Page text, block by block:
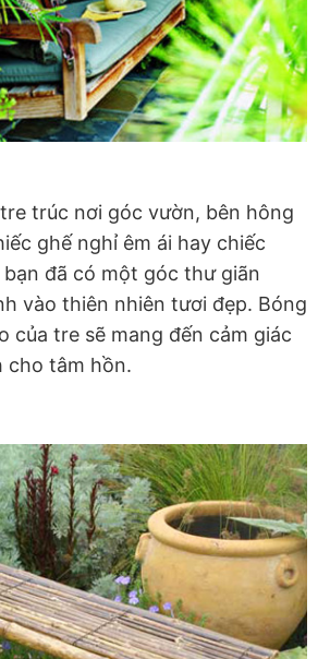
trúc nơi góc vườn, bên hông
ghế nghỉ êm ái hay chiếc
đã có một góc thư giãn
vào thiên nhiên tươi đẹp. Bóng
của tre sẽ mang đến cảm giác
cho tâm hồn.